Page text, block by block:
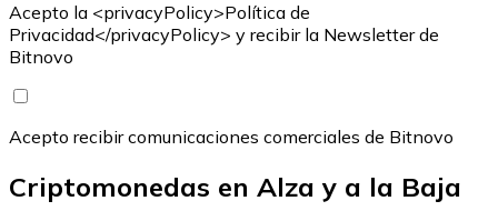
Acepto la <privacyPolicy>Política de
Privacidad</privacyPolicy> y recibir la Newsletter de
Bitnovo
Acepto recibir comunicaciones comerciales de Bitnovo
Criptomonedas en Alza y a la Baja